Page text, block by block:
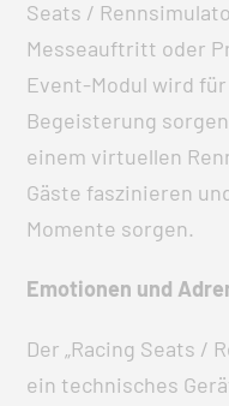
Seats /
Messeauftritt oder
Event-Modul wird
Begeisterung
einem virtuellen
Gäste faszinieren
Momente sorgen.
Emotionen und
Der „Racing Seats /
ein technisches